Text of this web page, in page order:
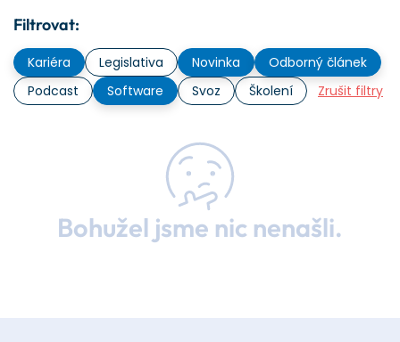
Filtrovat:
Kariéra Legislativa Novinka
Odborný článek
Podcast
Software Svoz Školení Zrušit filtry
Bohužel jsme nic nenašli.